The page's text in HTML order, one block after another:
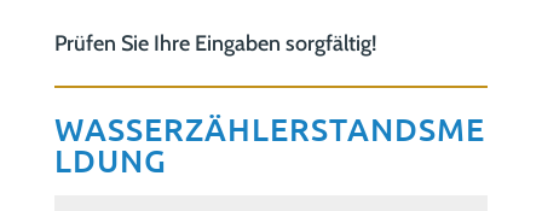
Prüfen Sie Ihre Eingaben sorgfältig!
WASSERZÄHLERSTANDSME
LDUNG